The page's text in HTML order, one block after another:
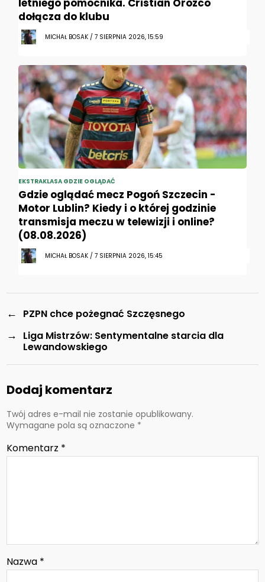
letniego pomocnika. Cristian Orozco
dołącza do klubu
MICHAŁ BOSAK / 7 SIERPNIA 2026, 15:59
EKSTRAKLASA GDZIE OGLĄDAĆ
Gdzie oglądać mecz Pogoń Szczecin -
Motor Lublin? Kiedy i o której godzinie
transmisja meczu w telewizji i online?
(08.08.2026)
MICHAŁ BOSAK / 7 SIERPNIA 2026, 15:45
← PZPN chce pożegnać Szczęsnego
→
Liga Mistrzów: Sentymentalne starcia dla
Lewandowskiego
Dodaj komentarz
Twój adres e-mail nie zostanie opublikowany.
Wymagane pola są oznaczone *
Komentarz *
Nazwa *